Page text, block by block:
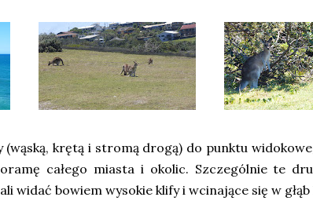
krętą i stromą drogą) do punktu
całego miasta i okolic. Szczególnie te
widać bowiem wysokie klify i wcinające się w